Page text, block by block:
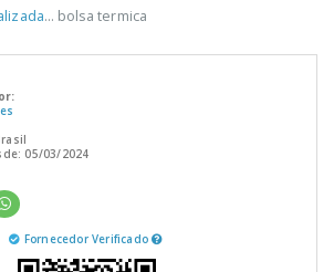
... bolsa termica
05/03/2024
Fornecedor Verificado